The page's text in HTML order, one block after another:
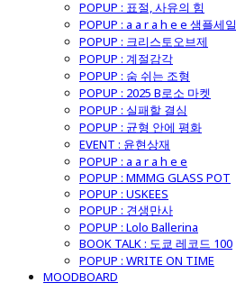
POPUP : 표절, 사유의 힘
POPUP : a a r a h e e 샘플세일
POPUP : 크리스토오브제
POPUP : 계절감각
POPUP : 숨 쉬는 조형
POPUP : 2025 B로소 마켓
POPUP : 실패할 결심
POPUP : 균형 안에 평화
EVENT : 윤현상재
POPUP : a a r a h e e
POPUP : MMMG GLASS POT
POPUP : USKEES
POPUP : 견생만사
POPUP : Lolo Ballerina
BOOK TALK : 도쿄 레코드 100
POPUP : WRITE ON TIME
MOODBOARD